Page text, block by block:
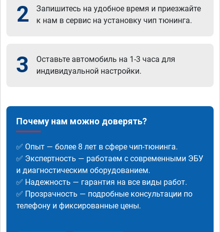
2
Запишитесь на удобное время и приезжайте
к нам в сервис на установку чип тюнинга.
3
Оставьте автомобиль на 1-3 часа для
индивидуальной настройки.
Почему нам можно доверять?
✅ Опыт — более 8 лет в сфере чип-тюнинга.
✅ Экспертность — работаем с современными ЭБУ
и диагностическим оборудованием.
✅ Надежность — гарантия на все виды работ.
✅ Прозрачность — подробные консультации по
телефону и фиксированные цены.